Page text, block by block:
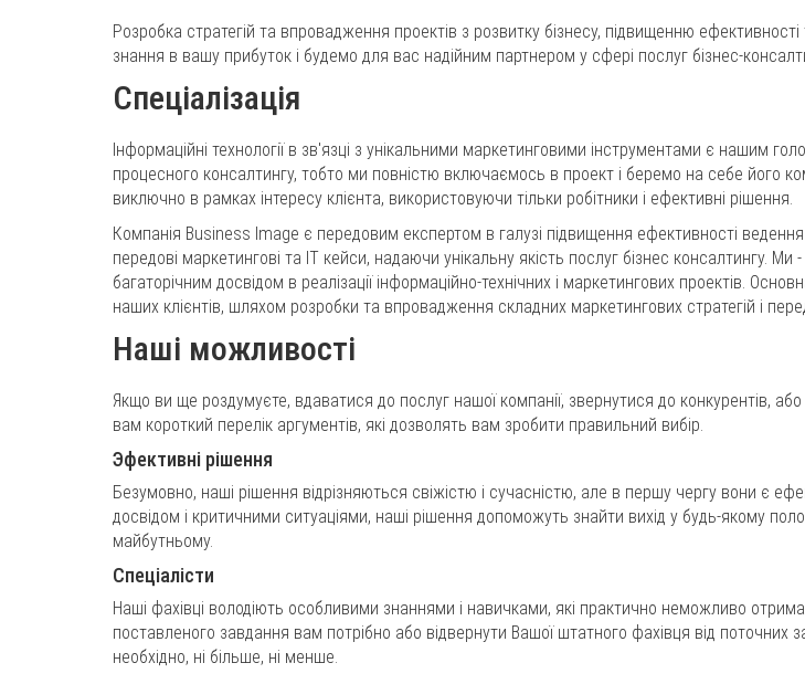
Розробка стратегій та впровадження проектів з розвитку бізнесу, підвищенню
знання в вашу прибуток і будемо для вас надійним партнером у сфері послуг бізнес-
Спеціалізація
Інформаційні технології в зв'язці з унікальними маркетинговими інструментами є нашим
процесного консалтингу, тобто ми повністю включаємось в проект і беремо на себе його
виключно в рамках інтересу клієнта, використовуючи тільки робітники і ефективні рішення.
Компанія Business Image є передовим експертом в галузі підвищення ефективності
передові маркетингові та ІТ кейси, надаючи унікальну якість послуг бізнес консалтингу.
багаторічним досвідом в реалізації інформаційно-технічних і маркетингових проектів.
наших клієнтів, шляхом розробки та впровадження складних маркетингових стратегій і
Наші можливості
Якщо ви ще роздумуєте, вдаватися до послуг нашої компанії, звернутися до
вам короткий перелік аргументів, які дозволять вам зробити правильний вибір.
Эфективні рішення
Безумовно, наші рішення відрізняються свіжістю і сучасністю, але в першу чергу вони є
досвідом і критичними ситуаціями, наші рішення допоможуть знайти вихід у будь-якому
майбутньому.
Спеціалісти
Наші фахівці володіють особливими знаннями і навичками, які практично неможливо
поставленого завдання вам потрібно або відвернути Вашої штатного фахівця від поточних
необхідно, ні більше, ні менше.